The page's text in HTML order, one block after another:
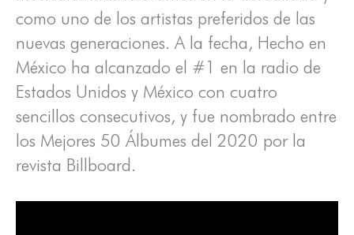
como uno de los artistas preferidos de las
nuevas generaciones. A la fecha, Hecho en
México ha alcanzado el #1 en la radio de
Estados Unidos y México con cuatro
sencillos consecutivos, y fue nombrado entre
los Mejores 50 Álbumes del 2020 por la
revista Billboard.